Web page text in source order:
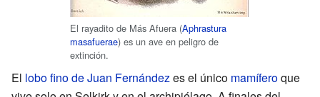
El rayadito de Más Afuera (Aphrastura
masafuerae) es un ave en peligro de
extinción.
El lobo fino de Juan Fernándezes el único mamíferoque